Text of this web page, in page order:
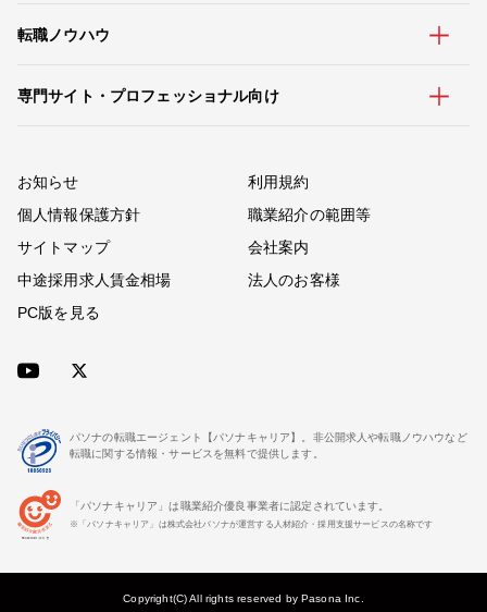
転職ノウハウ
専門サイト・プロフェッショナル向け
お知らせ
利用規約
個人情報保護方針
職業紹介の範囲等
サイトマップ
会社案内
中途採用求人賃金相場
法人のお客様
PC版を見る
パソナの転職エージェント【パソナキャリア】。非公開求人や転職ノウハウなど
転職に関する情報・サービスを無料で提供します。
「パソナキャリア」は職業紹介優良事業者に認定されています。
※「パソナキャリア」は株式会社パソナが運営する人材紹介・採用支援サービスの名称です
Copyright(C) All rights reserved by Pasona Inc.